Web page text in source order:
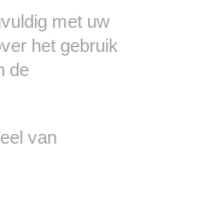
met uw
het gebruik
de
van